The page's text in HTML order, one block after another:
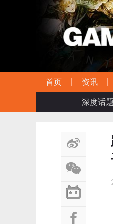
首页 资讯
深度话题